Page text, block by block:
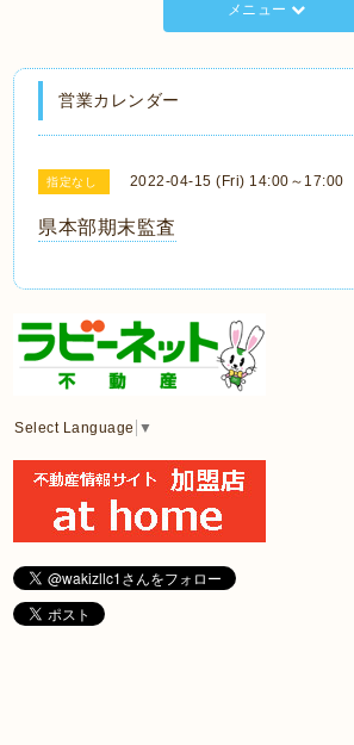
メニュー
営業カレンダー
指定なし 2022-04-15 (Fri) 14:00～17:00
県本部期末監査
Select Language ▼